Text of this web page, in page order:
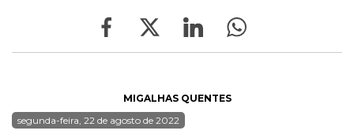
MIGALHAS QUENTES
segunda-feira, 22 de agosto de 2022